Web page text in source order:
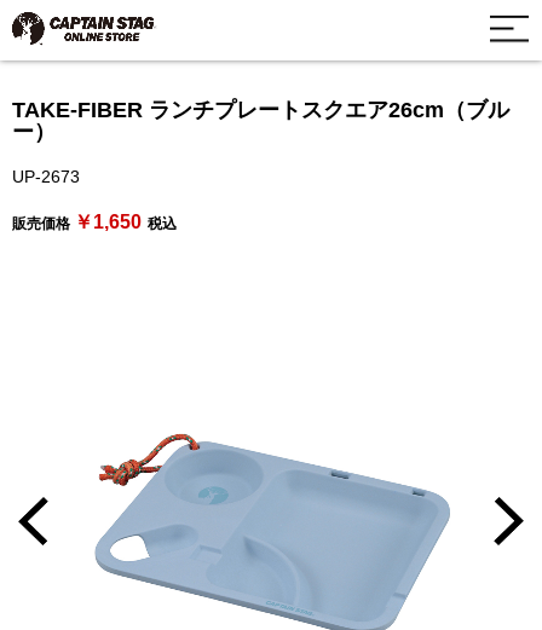
TAKE-FIBER ランチプレートスクエア26cm（ブル
ー）
UP-2673
販売価格 ￥1,650 税込